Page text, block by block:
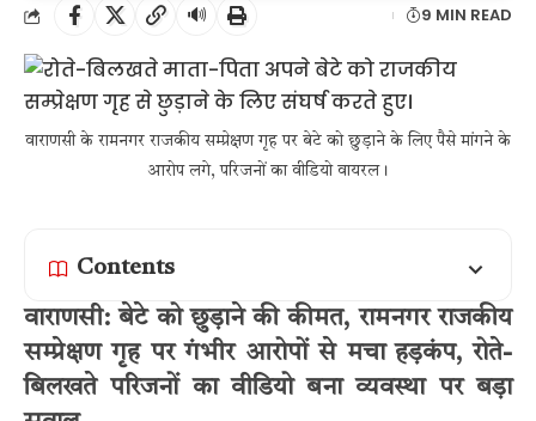
🔊 9 MIN READ
वाराणसी के रामनगर राजकीय सम्प्रेक्षण गृह पर बेटे को छुड़ाने के लिए पैसे मांगने के
आरोप लगे, परिजनों का वीडियो वायरल।
Contents
वाराणसी: बेटे को छुड़ाने की कीमत, रामनगर राजकीय
सम्प्रेक्षण गृह पर गंभीर आरोपों से मचा हड़कंप, रोते-
बिलखते परिजनों का वीडियो बना व्यवस्था पर बड़ा